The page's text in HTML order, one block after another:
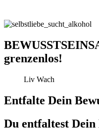
grenzenlos!
Liv Wach
Entfalte Dein
Du entfaltest Dein